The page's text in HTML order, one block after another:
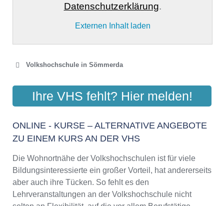
Datenschutzerklärung.
Externen Inhalt laden
Volkshochschule in Sömmerda
KREISVOLKSHOCHSCHULE
SÖMMERDA
Aktualisiert: August 2021
Ihre VHS fehlt? Hier melden!
ONLINE - KURSE – ALTERNATIVE ANGEBOTE
ZU EINEM KURS AN DER VHS
Die Wohnortnähe der Volkshochschulen ist für viele
Bildungsinteressierte ein großer Vorteil, hat andererseits
aber auch ihre Tücken. So fehlt es den
Lehrveranstaltungen an der Volkshochschule nicht